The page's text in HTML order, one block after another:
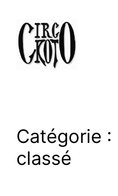
contenu
Catégorie :
classé